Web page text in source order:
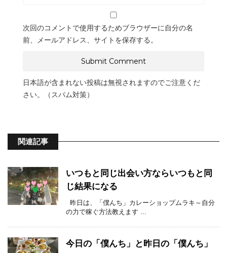
次回のコメントで使用するためブラウザーに自分の名
前、メールアドレス、サイトを保存する。
日本語が含まれない投稿は無視されますのでご注意くだ
さい。（スパム対策）
関連記事
いつもと同じ出会い方ならいつもと同
じ結果になる
昨日は、「僕んち」カレーショップムラキ～自分
の力で稼ぐ方法教えます ...
今日の「僕んち」と昨日の「僕んち」